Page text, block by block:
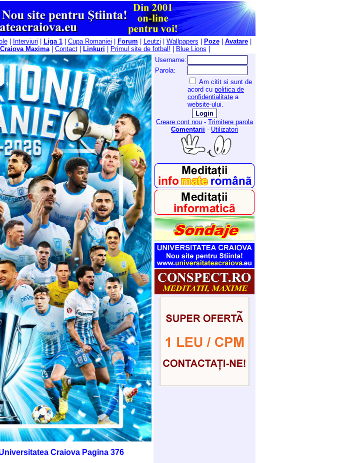
| Interviuri Liga 1| Cupa Romaniei Forum Leutzi Wallpapers Poze| Avatare|
Craiova Maxima| Contact| Linkuri Primul site de fotbal! Blue Lions
Craiova Pagina 376
Username:
Parola:
Am citit si sunt de
acord cu politica de
confidentialitate a
website-ului.
Creare cont nou - Trimitere parola
Comentarii - Utilizatori